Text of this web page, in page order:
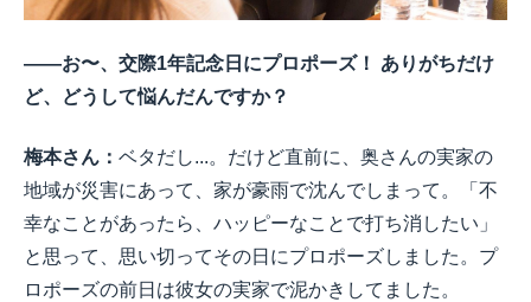
――お〜、交際1年記念日にプロポーズ！ ありがちだけ
ど、どうして悩んだんですか？
梅本さん： ベタだし...。だけど直前に、奥さんの実家の
地域が災害にあって、家が豪雨で沈んでしまって。「不
幸なことがあったら、ハッピーなことで打ち消したい」
と思って、思い切ってその日にプロポーズしました。プ
ロポーズの前日は彼女の実家で泥かきしてました。